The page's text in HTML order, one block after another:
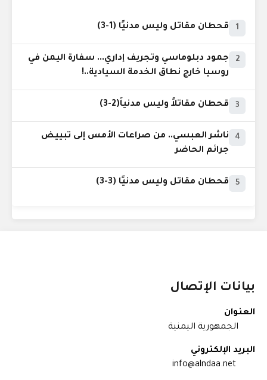
1 قحطان مقاتل وليس مدنيًا (1-3)
2
جمود دبلوماسي وتجريف إداري... سفارة اليمن في
روسيا خارج نطاق الخدمة السيادية..!
3 قحطان مقاتلاً وليس مدنياً(2-3)
4
ناشر العبسي.. من صراعات الأمس إلى تبييض
جرائم الحاضر
5 قحطان مقاتل وليس مدنيًا (3-3)
بيانات الإتصال
العنوان
الجمهورية اليمنية
البريد الإلكتروني
info@alndaa.net